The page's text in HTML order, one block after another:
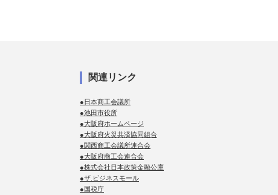
関連リンク
●日本商工会議所
●池田市役所
●大阪府ホームページ
●大阪府火災共済協同組合
●関西商工会議所連合会
●大阪府商工会連合会
●株式会社日本政策金融公庫
●ザ.ビジネスモール
●国税庁